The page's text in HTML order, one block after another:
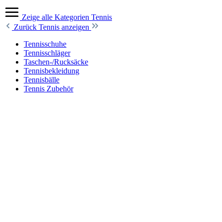
Zeige alle Kategorien Tennis
Zurück Tennis anzeigen
Tennisschuhe
Tennisschläger
Taschen-/Rucksäcke
Tennisbekleidung
Tennisbälle
Tennis Zubehör